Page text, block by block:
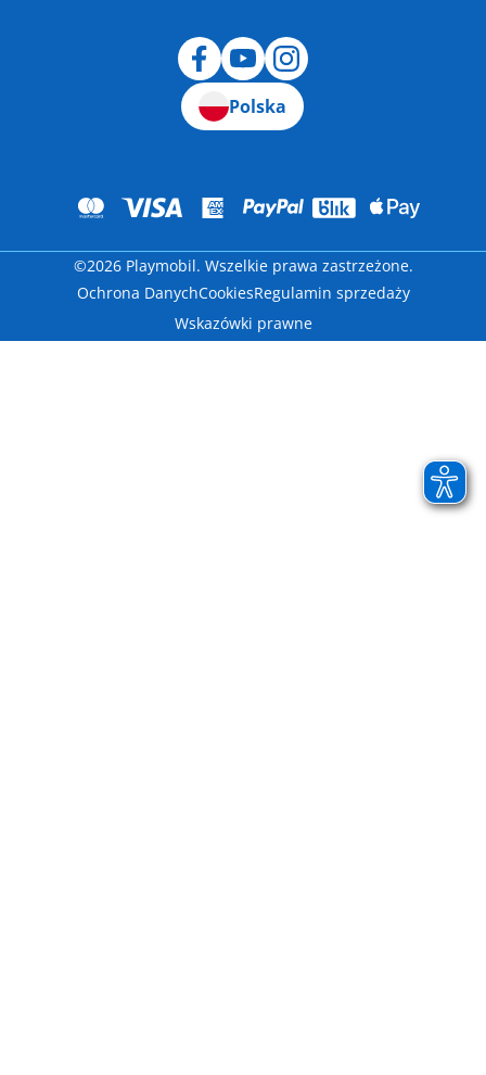
Polska
©2026 Playmobil. Wszelkie prawa zastrzeżone.
Ochrona DanychCookiesRegulamin sprzedaży
Wskazówki prawne